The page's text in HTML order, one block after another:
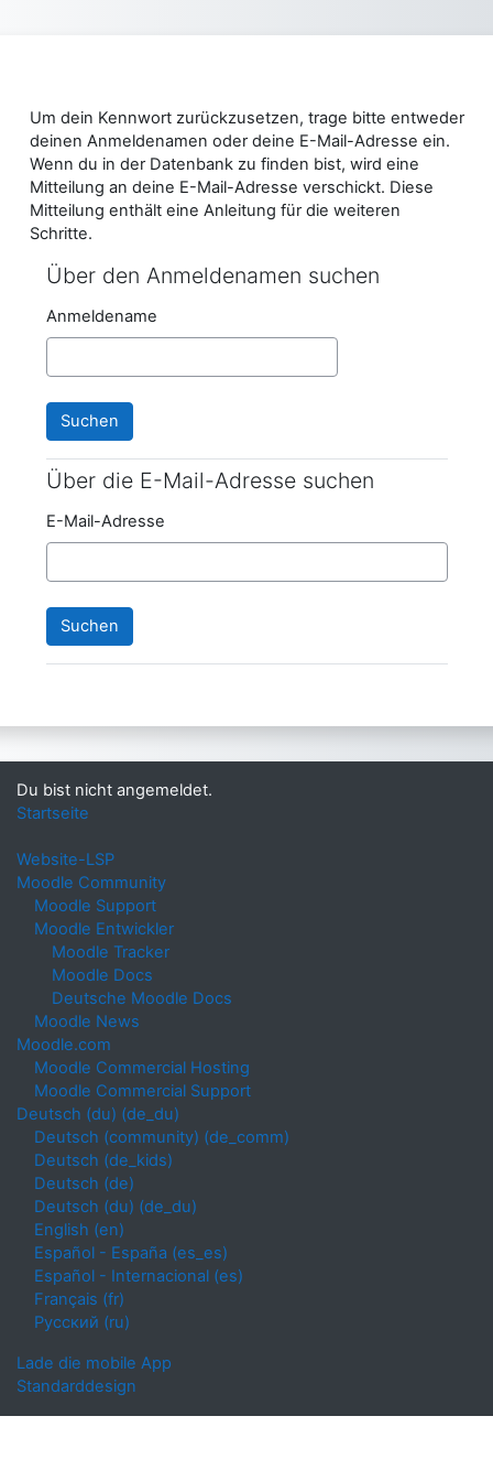
Um dein Kennwort zurückzusetzen, trage bitte entweder
deinen Anmeldenamen oder deine E-Mail-Adresse ein.
Wenn du in der Datenbank zu finden bist, wird eine
Mitteilung an deine E-Mail-Adresse verschickt. Diese
Mitteilung enthält eine Anleitung für die weiteren
Schritte.
Über den Anmeldenamen suchen
Über den Anmeldenamen suchen
Anmeldename
Über die E-Mail-Adresse suchen
Über die E-Mail-Adresse suchen
E-Mail-Adresse
Du bist nicht angemeldet.
Startseite
Website-LSP
Moodle Community
Moodle Support
Moodle Entwickler
Moodle Tracker
Moodle Docs
Deutsche Moodle Docs
Moodle News
Moodle.com
Moodle Commercial Hosting
Moodle Commercial Support
Deutsch (du) ‎(de_du)‎
Deutsch (community) ‎(de_comm)‎
Deutsch ‎(de_kids)‎
Deutsch ‎(de)‎
Deutsch (du) ‎(de_du)‎
English ‎(en)‎
Español - España ‎(es_es)‎
Español - Internacional ‎(es)‎
Français ‎(fr)‎
Русский ‎(ru)‎
Lade die mobile App
Standarddesign